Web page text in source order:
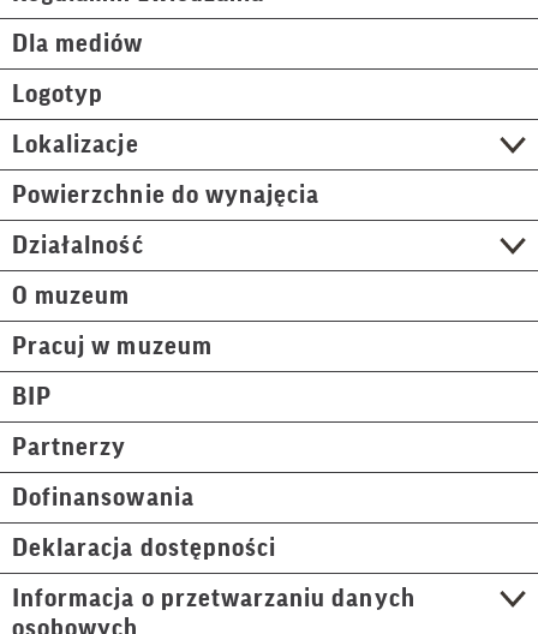
Dla mediów
Logotyp
Lokalizacje
Powierzchnie do wynajęcia
Działalność
O muzeum
Pracuj w muzeum
BIP
Partnerzy
Dofinansowania
Deklaracja dostępności
Informacja o przetwarzaniu danych
osobowych